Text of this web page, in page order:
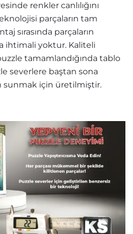
renkler canlılığını
parçaların tam
sırasında parçaların
ihtimali yoktur. Kaliteli
tamamlandığında tablo
severlere baştan sona
sunmak için üretilmiştir.